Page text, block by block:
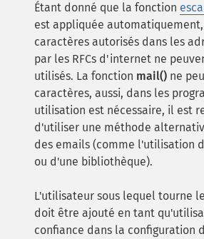
Étant donné que la fonction
est appliquée
caractères autorisés dans les
par les RFCs d'internet ne
utilisés. La fonction mail() ne
caractères, aussi, dans les
utilisation est nécessaire, il est
d'utiliser une méthode
des emails (comme l'utilisation
ou d'une bibliothèque).
L'utilisateur sous lequel tourne
doit être ajouté en tant
confiance dans la configuration